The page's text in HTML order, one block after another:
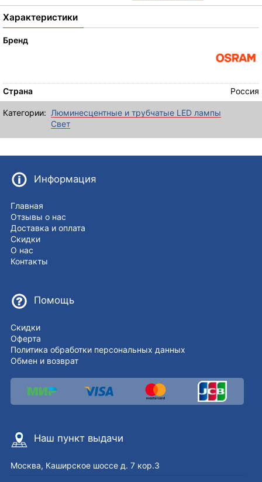
Характеристики
Бренд
Страна Россия
Категории: Люминесцентные и трубчатые LED лампы
Свет
Информация
Главная
Отзывы о нас
Доставка и оплата
Скидки
О нас
Контакты
Помощь
Скидки
Оферта
Политика обработки персональных данных
Обмен и возврат
Наш пункт выдачи
Москва, Каширское шоссе д. 7 кор.3